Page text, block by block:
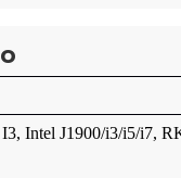
Intel J1900/i3/i5/i7,